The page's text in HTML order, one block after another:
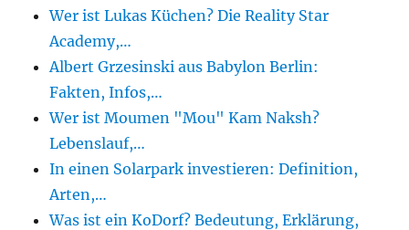
Wer ist Lukas Küchen? Die Reality Star
Academy,…
Albert Grzesinski aus Babylon Berlin:
Fakten, Infos,…
Wer ist Moumen "Mou" Kam Naksh?
Lebenslauf,…
In einen Solarpark investieren: Definition,
Arten,…
Was ist ein KoDorf? Bedeutung, Erklärung,